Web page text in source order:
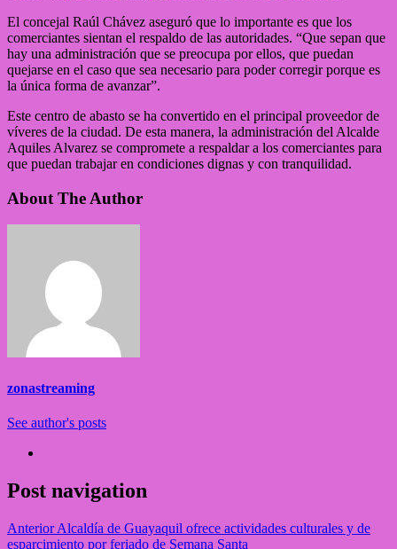
El concejal Raúl Chávez aseguró que lo importante es que los
comerciantes sientan el respaldo de las autoridades. “Que sepan que
hay una administración que se preocupa por ellos, que puedan
quejarse en el caso que sea necesario para poder corregir porque es
la única forma de avanzar”.
Este centro de abasto se ha convertido en el principal proveedor de
víveres de la ciudad. De esta manera, la administración del Alcalde
Aquiles Alvarez se compromete a respaldar a los comerciantes para
que puedan trabajar en condiciones dignas y con tranquilidad.
About The Author
zonastreaming
See author's posts
Post navigation
AnteriorAlcaldía de Guayaquil ofrece actividades culturales y de
esparcimiento por feriado de Semana Santa